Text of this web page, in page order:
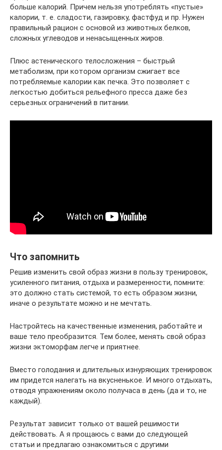
больше калорий. Причем нельзя употреблять «пустые»
калории, т. е. сладости, газировку, фастфуд и пр. Нужен
правильный рацион с основой из животных белков,
сложных углеводов и ненасыщенных жиров.
Плюс астенического телосложения – быстрый
метаболизм, при котором организм сжигает все
потребляемые калории как печка. Это позволяет с
легкостью добиться рельефного пресса даже без
серьезных ограничений в питании.
Что запомнить
Решив изменить свой образ жизни в пользу тренировок,
усиленного питания, отдыха и размеренности, помните:
это должно стать системой, то есть образом жизни,
иначе о результате можно и не мечтать.
Настройтесь на качественные изменения, работайте и
ваше тело преобразится. Тем более, менять свой образ
жизни эктоморфам легче и приятнее.
Вместо голодания и длительных изнуряющих тренировок
им придется налегать на вкусненькое. И много отдыхать,
отводя упражнениям около получаса в день (да и то, не
каждый).
Результат зависит только от вашей решимости
действовать. А я прощаюсь с вами до следующей
статьи и предлагаю ознакомиться с другими